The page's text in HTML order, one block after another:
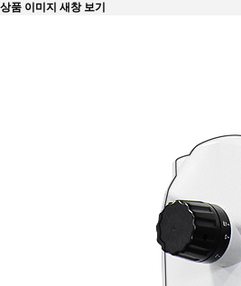
상품 이미지 새창 보기